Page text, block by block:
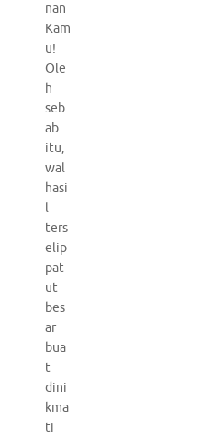
nan
Kam
u!
Ole
h
seb
ab
itu,
wal
hasi
l
ters
elip
pat
ut
bes
ar
bua
t
dini
kma
ti